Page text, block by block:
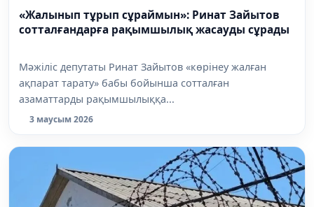
«Жалынып тұрып сұраймын»: Ринат Зайытов
сотталғандарға рақымшылық жасауды сұрады
Мәжіліс депутаты Ринат Зайытов «көрінеу жалған
ақпарат тарату» бабы бойынша сотталған
азаматтарды рақымшылыққа...
3 маусым 2026